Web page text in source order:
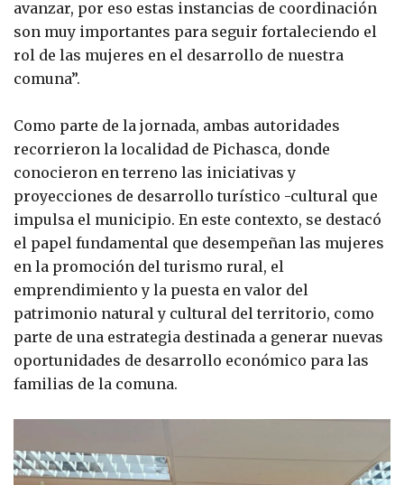
avanzar, por eso estas instancias de coordinación
son muy importantes para seguir fortaleciendo el
rol de las mujeres en el desarrollo de nuestra
comuna”.
Como parte de la jornada, ambas autoridades
recorrieron la localidad de Pichasca, donde
conocieron en terreno las iniciativas y
proyecciones de desarrollo turístico -cultural que
impulsa el municipio. En este contexto, se destacó
el papel fundamental que desempeñan las mujeres
en la promoción del turismo rural, el
emprendimiento y la puesta en valor del
patrimonio natural y cultural del territorio, como
parte de una estrategia destinada a generar nuevas
oportunidades de desarrollo económico para las
familias de la comuna.